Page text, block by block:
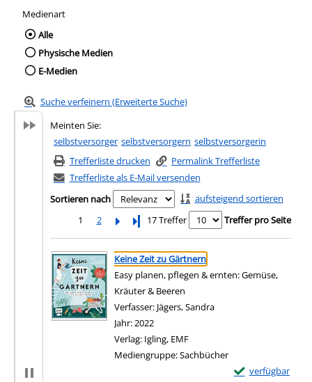
Medienart
Wählen Sie die Medienart nach der Sie
Alle
Physische Medien
E-Medien
Suche verfeinern (Erweiterte Suche)
Meinten Sie:
selbstversorger selbstversorgern selbstversorgerin
Trefferliste drucken
Permalink Trefferliste
Trefferliste als E-Mail versenden
Sortieren nach
aufsteigend sortieren
1
2 Letzte Seite
17 Treffer Treffer pro Seite
Suchergebnis
Zu den Suchfiltern springen
Keine Zeit zu Gärtnern
Easy planen, pflegen & ernten: Gemüse,
Kräuter & Beeren
Verfasser: Jägers, Sandra
Jahr:2022
Verlag: Igling, EMF
Mediengruppe:Sachbücher
verfügbar
Exemplar-Details